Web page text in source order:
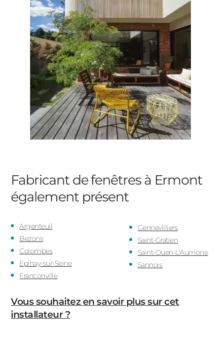
Fabricant de fenêtres à Ermont
également présent
Argenteuil
Bezons
Colombes
Epinay-sur-Seine
Franconville
Gennevilliers
Saint-Gratien
Saint-Ouen-L'Aumone
Sannois
Vous souhaitez en savoir plus sur cet
installateur ?